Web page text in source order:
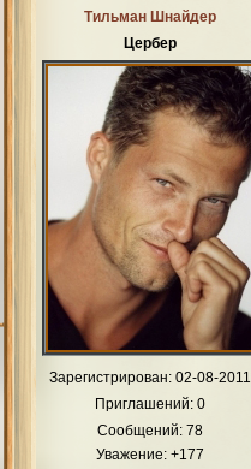
Тильман Шнайдер
Цербер
Зарегистрирован: 02-08-2011
Приглашений: 0
Сообщений: 78
Уважение: +177